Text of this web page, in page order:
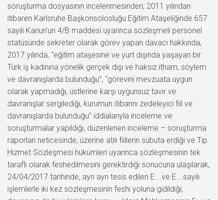
soruşturma dosyasının incelenmesinden; 2011 yılından
itibaren Karlsruhe Başkonsolosluğu Eğitim Ataşeliğinde 657
sayılı Kanun’un 4/B maddesi uyarınca sözleşmeli personel
statüsünde sekreter olarak görev yapan davacı hakkında,
2017 yılında, “eğitim ataşesine ve yurt dışında yaşayan bir
Türk iş kadınına yönelik gerçek dışı ve haksız itham, söylem
ve davranışlarda bulunduğu”, “görevini mevzuata uygun
olarak yapmadığı, üstlerine karşı uygunsuz tavır ve
davranışlar sergilediği, kurumun itibarını zedeleyici fiil ve
davranışlarda bulunduğu” iddialarıyla inceleme ve
soruşturmalar yapıldığı, düzenlenen inceleme – soruşturma
raporları neticesinde, üzerine atılı fiillerin sübuta erdiği ve Tip
Hizmet Sözleşmesi hükümleri uyarınca sözleşmesinin tek
taraflı olarak feshedilmesini gerektirdiği sonucuna ulaşılarak,
24/04/2017 tarihinde, ayrı ayrı tesis edilen E….ve E….sayılı
işlemlerle iki kez sözleşmesinin feshi yoluna gidildiği,